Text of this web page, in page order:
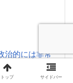
治的には非常
トップ サイドバー